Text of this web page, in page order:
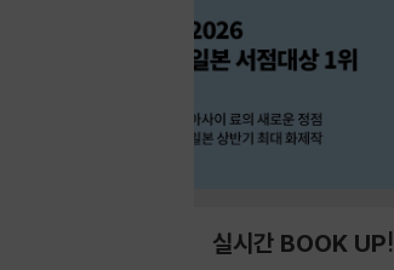
실시간 BOOK UP!